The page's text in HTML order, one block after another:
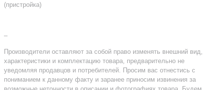
(пристройка)
–
Производители оставляют за собой право изменять внешний вид,
характеристики и комплектацию товара, предварительно не
уведомляя продавцов и потребителей. Просим вас отнестись с
пониманием к данному факту и заранее приносим извинения за